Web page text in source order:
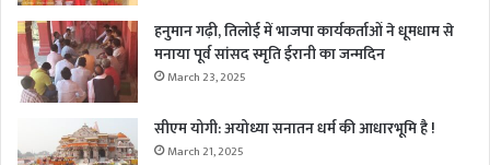
हनुमान गढ़ी, तिलोई में भाजपा कार्यकर्ताओं ने धूमधाम से
मनाया पूर्व सांसद स्मृति ईरानी का जन्मदिन
March 23, 2025
सीएम योगी: अयोध्या सनातन धर्म की आधारभूमि है !
March 21, 2025